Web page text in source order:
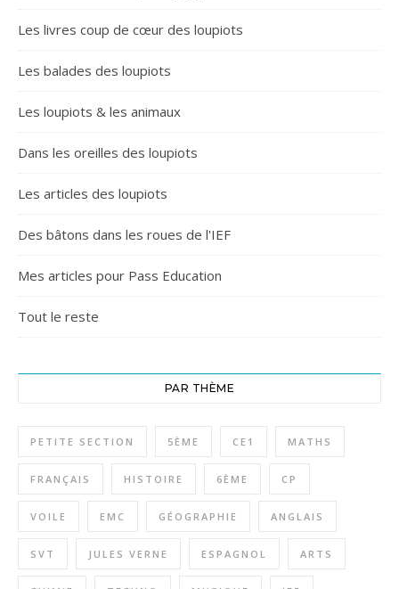
Les livres coup de cœur des loupiots
Les balades des loupiots
Les loupiots & les animaux
Dans les oreilles des loupiots
Les articles des loupiots
Des bâtons dans les roues de l'IEF
Mes articles pour Pass Education
Tout le reste
PAR THÈME
PETITE SECTION 5ÈME CE1 MATHS
FRANÇAIS HISTOIRE 6ÈME CP
VOILE EMC GÉOGRAPHIE ANGLAIS
SVT JULES VERNE ESPAGNOL ARTS